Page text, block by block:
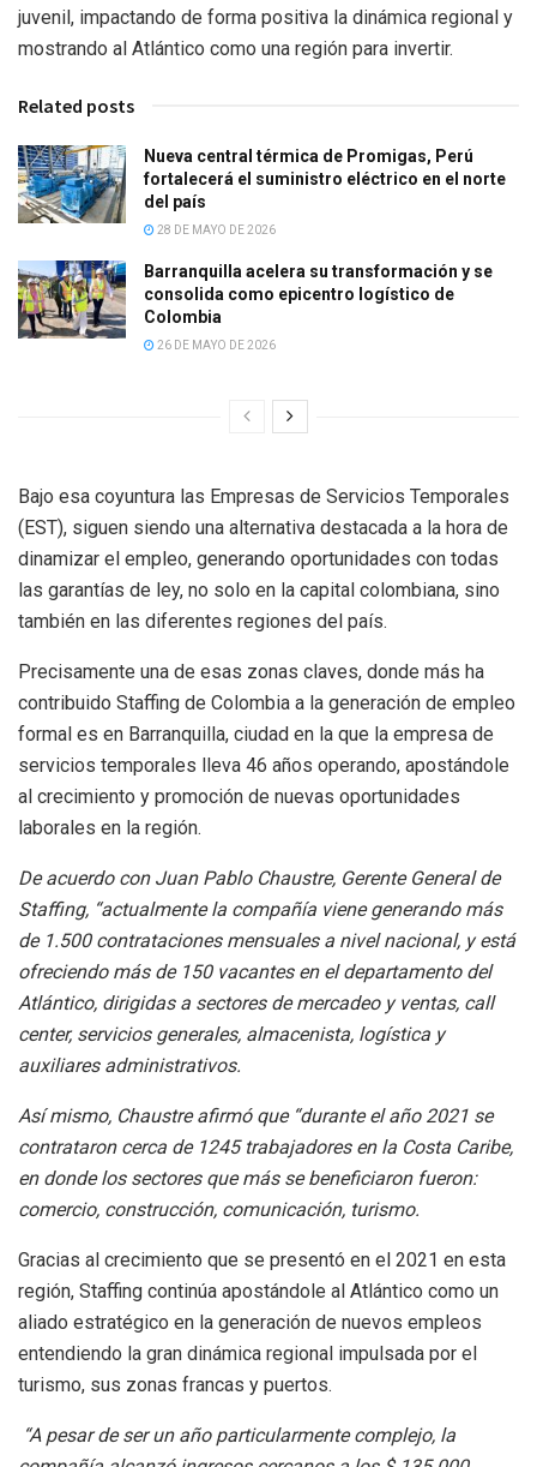
juvenil, impactando de forma positiva la dinámica regional y
mostrando al Atlántico como una región para invertir.
Related posts
Nueva central térmica de Promigas, Perú
fortalecerá el suministro eléctrico en el norte
del país
28 DE MAYO DE 2026
Barranquilla acelera su transformación y se
consolida como epicentro logístico de
Colombia
26 DE MAYO DE 2026
Bajo esa coyuntura las Empresas de Servicios Temporales
(EST), siguen siendo una alternativa destacada a la hora de
dinamizar el empleo, generando oportunidades con todas
las garantías de ley, no solo en la capital colombiana, sino
también en las diferentes regiones del país.
Precisamente una de esas zonas claves, donde más ha
contribuido Staffing de Colombia a la generación de empleo
formal es en Barranquilla, ciudad en la que la empresa de
servicios temporales lleva 46 años operando, apostándole
al crecimiento y promoción de nuevas oportunidades
laborales en la región.
De acuerdo con Juan Pablo Chaustre, Gerente General de
Staffing, “actualmente la compañía viene generando más
de 1.500 contrataciones mensuales a nivel nacional, y está
ofreciendo más de 150 vacantes en el departamento del
Atlántico, dirigidas a sectores demercadeo y ventas, call
center, servicios generales, almacenista, logística y
auxiliares administrativos.
Así mismo, Chaustre afirmó que “durante el año 2021 se
contrataron cerca de 1245 trabajadores en la Costa Caribe,
en donde los sectores que más se beneficiaron fueron:
comercio, construcción, comunicación, turismo.
Gracias al crecimiento que se presentó en el 2021 en esta
región, Staffing continúa apostándole al Atlántico como un
aliado estratégico en la generación de nuevos empleos
entendiendo la gran dinámica regional impulsada por el
turismo, sus zonas francas y puertos.
“A pesar de ser un año particularmente complejo, la